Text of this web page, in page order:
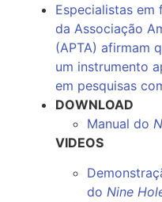
Especialistas em
da Associação
(APTA) afirmam
um instrumento
em pesquisas
DOWNLOAD
Manual do
VIDEOS
do Nine